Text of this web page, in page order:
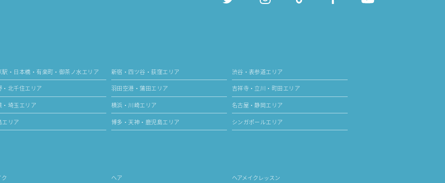
駅・日本橋・有楽町・御茶ノ水エリア 新宿・四ツ谷・荻窪エリア 渋谷・表参道エリア
・北千住エリア 羽田空港・蒲田エリア 吉祥寺・立川・町田エリア
・埼玉エリア 横浜・川崎エリア 名古屋・静岡エリア
エリア 博多・天神・鹿児島エリア シンガポールエリア
ク ヘア ヘアメイクレッスン